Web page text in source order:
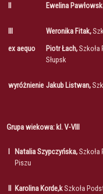
II Ewelina
III
ex aequo
Weronika Fitak,
Piotr Łach,Szkoła
Słupsk
wyróżnienie Jakub Listwan,
Grupa wiekowa: kl. V-VIII
I Natalia Szypczyńska,Szkoła
Piszu
II Karolina Korde,kSzkoła